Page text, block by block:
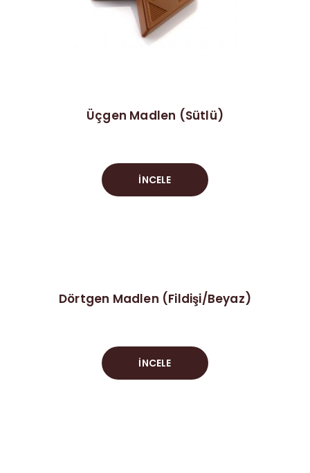
Üçgen Madlen (Sütlü)
İNCELE
Dörtgen Madlen (Fildişi/Beyaz)
İNCELE